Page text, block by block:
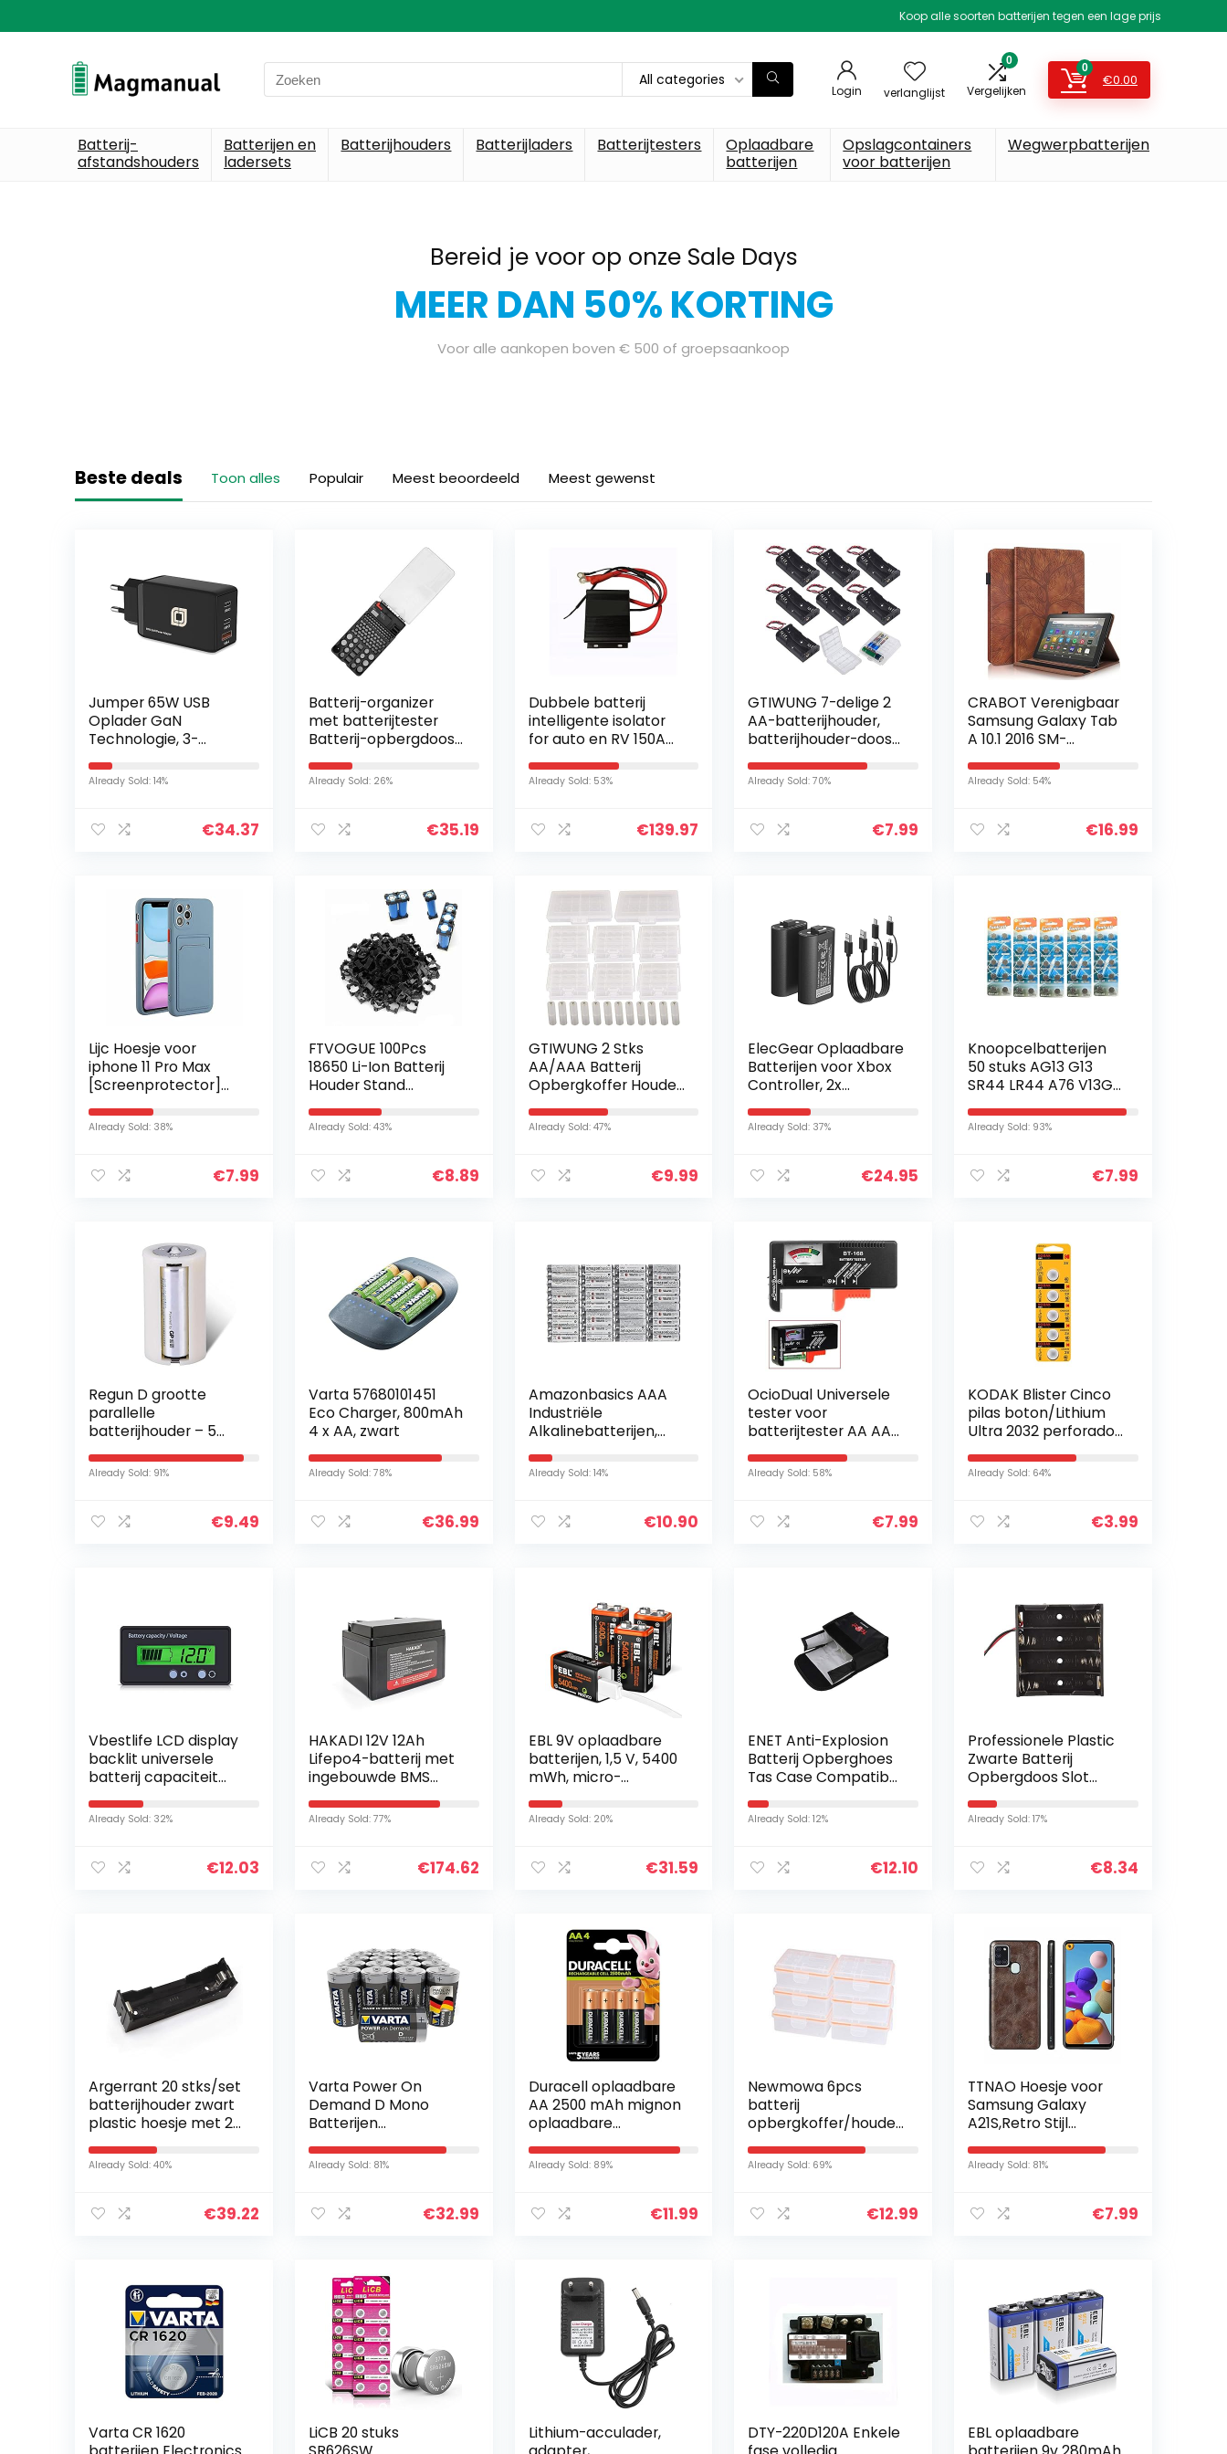
Koop alle soorten batterijen tegen een lage prijs
All categories
Login verlanglijst
0
Vergelijken
0
€0.00
Batterij-
afstandshouders
Batterijen en
ladersets
Batterijhouders Batterijladers Batterijtesters
Oplaadbare
batterijen
Opslagcontainers
voor batterijen
Wegwerpbatterijen
Bereid je voor op onze Sale Days
MEER DAN 50% KORTING
Voor alle aankopen boven € 500 of groepsaankoop
Beste deals Toon alles Populair Meest beoordeeld Meest gewenst
Jumper 65W USB
Oplader GaN
Technologie, 3-
poorts snellader, USB
C-
oplaadadapter/voeding,
telefoon 13/13…
Already Sold: 14%
€34.37
Batterij-organizer
met batterijtester
Batterij-opbergdoos
104 roosters Batterij-
organizer
Draagtashouder
Already Sold: 26%
€35.19
Dubbele batterij
intelligente isolator
for auto en RV 150A
Lithium batterij
algemene isolator
dubbele batterij
Already Sold: 53%
€139.97
GTIWUNG 7-delige 2
AA-batterijhouder,
batterijhouder-doos
met draad, zwarte
plastic batterij-doos
met pin, 2 x 1,5 V 3 V…
Already Sold: 70%
€7.99
CRABOT Verenigbaar
Samsung Galaxy Tab
A 10.1 2016 SM-
T580/T585 Tablet
Case Hoes Met
kaartsleuf
Automatisch…
Already Sold: 54%
€16.99
Lijc Hoesje voor
iphone 11 Pro Max
[Screenprotector]
met Kaartsleuf
Beschermhoes
Ultradunne Flexibele
Already Sold: 38%
€7.99
FTVOGUE 100Pcs
18650 Li-Ion Batterij
Houder Stand
Cilindrische Batterij
Pak Beugel Veiligheid
Anti Vibratie Plastic
Already Sold: 43%
€8.89
GTIWUNG 2 Stks
AA/AAA Batterij
Opbergkoffer Houder
Doos (10 Cell) + 6 Stks
Plastic Batterij Case
(4 Cell) voor…
Already Sold: 47%
€9.99
ElecGear Oplaadbare
Batterijen voor Xbox
Controller, 2x
1200mAh Lithium
Accu Speel- en
Oplaadkit voor Xbox
Already Sold: 37%
€24.95
Knoopcelbatterijen
50 stuks AG13 G13
SR44 LR44 A76 V13GA
PX76A 357 – 1
verpakking
Already Sold: 93%
€7.99
Regun D grootte
parallelle
batterijhouder – 5
stuks 3 x AA tot 1 D
grootte parallelle
batterijhouder
Already Sold: 91%
€9.49
Varta 57680101451
Eco Charger, 800mAh
4 x AA, zwart
Already Sold: 78%
€36.99
Amazonbasics AAA
Industriële
Alkalinebatterijen,
Pak Van 40 Stuks
Already Sold: 14%
€10.90
OcioDual Universele
tester voor
batterijtester AA AAA
C D 1,5 V 9 V BT-168,
zwart
Already Sold: 58%
€7.99
KODAK Blister Cinco
pilas boton/Lithium
Ultra 2032 perforado
/ 5 stuks
Already Sold: 64%
€3.99
Vbestlife LCD display
backlit universele
batterij capaciteit
voltmeter tester
voltmeter monitor
Already Sold: 32%
€12.03
HAKADI 12V 12Ah
Lifepo4-batterij met
ingebouwde BMS
3000+ Deep Cycle
Oplaadbare Lithium-
ijzerfosfaatbatterijen
Already Sold: 77%
€174.62
EBL 9V oplaadbare
batterijen, 1,5 V, 5400
mWh, micro-
oplaadkabel, snel
opladen in 2 uur,
verpakking van 4
Already Sold: 20%
€31.59
ENET Anti-Explosion
Batterij Opberghoes
Tas Case Compatibel
met DJI MAVIC 2
Batterij, L Size
Already Sold: 12%
€12.10
Professionele Plastic
Zwarte Batterij
Opbergdoos Slot
Houder Case voor 4
Packs Standaard AA
2A Batterijen Stack
Already Sold: 17%
€8.34
Argerrant 20 stks/set
batterijhouder zwart
plastic hoesje met 2
stks pin voor enkele
18650 3,7V
oplaadbare lithium…
Already Sold: 40%
€39.22
Varta Power On
Demand D Mono
Batterijen
(Verpakking Met 20
Stuks – Smart,
Flexibel En Krachtig,
Apparaten Of…
Already Sold: 81%
€32.99
Duracell oplaadbare
AA 2500 mAh mignon
oplaadbare
batterijen HR6, NiMH
1,2 V, set van 4
Already Sold: 89%
€11.99
Newmowa 6pcs
batterij
opbergkoffer/houder
voor Sony NP-FW50
batterij
Already Sold: 69%
€12.99
TTNAO Hoesje voor
Samsung Galaxy
A21S,Retro Stijl
Premium Olie Wax
Lederen Siliconen
Case Zacht TPU
Already Sold: 81%
€7.99
Varta CR 1620
LiCB 20 stuks
Lithium-acculader,
DTY-220D120A Enkele
EBL oplaadbare